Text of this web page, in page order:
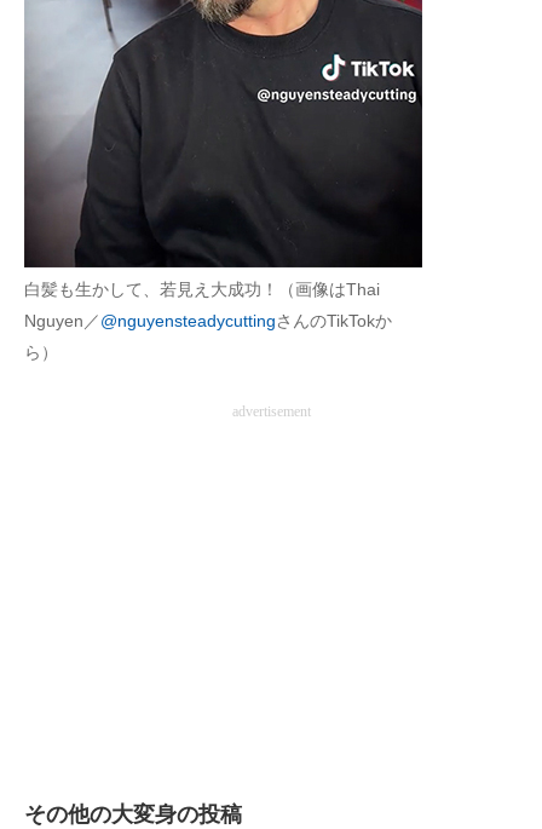
企業向けIT製品の総合サイト
IT製品の技術・比較・事例
製造業のIT導入・活用を支援
モノづくり技術者専門サイト
エレクトロニクス専門サイト
電子設計の基本と応用
エネルギーの専門メディア
白髪も生かして、若見え大成功！（画像はThai
Nguyen／@nguyensteadycuttingさんのTikTokか
ら）
advertisement
その他の大変身の投稿